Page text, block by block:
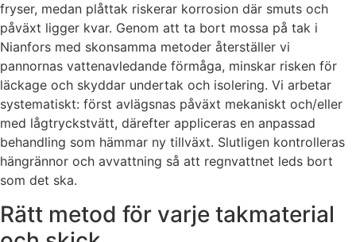
fryser, medan plåttak riskerar korrosion där smuts och
påväxt ligger kvar. Genom att ta bort mossa på tak i
Nianfors med skonsamma metoder återställer vi
pannornas vattenavledande förmåga, minskar risken för
läckage och skyddar undertak och isolering. Vi arbetar
systematiskt: först avlägsnas påväxt mekaniskt och/eller
med lågtryckstvätt, därefter appliceras en anpassad
behandling som hämmar ny tillväxt. Slutligen kontrolleras
hängrännor och avvattning så att regnvattnet leds bort
som det ska.
Rätt metod för varje takmaterial